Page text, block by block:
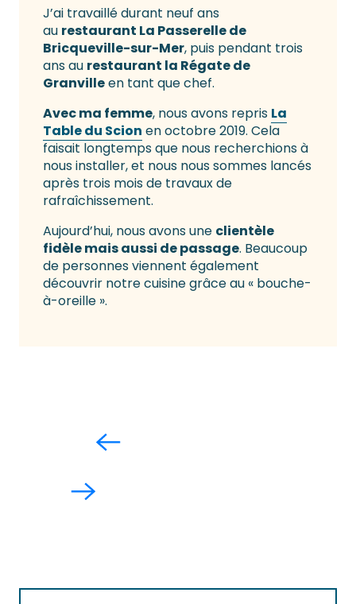
J’ai travaillé durant neuf ans
au restaurant La Passerelle de
Bricqueville-sur-Mer, puis pendant trois
ans au restaurant la Régate de
Granvilleen tant que chef.
Avec ma femme, nous avons repris La
Table du Scion en octobre 2019. Cela
faisait longtemps que nous recherchions à
nous installer, et nous nous sommes lancés
après trois mois de travaux de
rafraîchissement.
Aujourd’hui, nous avons une clientèle
fidèle mais aussi de passage. Beaucoup
de personnes viennent également
découvrir notre cuisine grâce au « bouche-
à-oreille ».